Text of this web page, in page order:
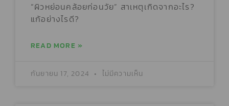
“ผิวหย่อนคล้อยก่อนวัย” สาเหตุเกิดจากอะไร?
แก้อย่างไรดี?
READ MORE »
กันยายน 17, 2024 ไม่มีความเห็น